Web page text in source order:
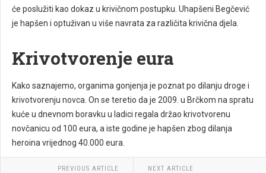
će poslužiti kao dokaz u krivičnom postupku. Uhapšeni Begčević
je hapšen i optuživan u više navrata za različita krivična djela.
Krivotvorenje eura
Kako saznajemo, organima gonjenja je poznat po dilanju droge i
krivotvorenju novca. On se teretio da je 2009. u Brčkom na spratu
kuće u dnevnom boravku u ladici regala držao krivotvorenu
novčanicu od 100 eura, a iste godine je hapšen zbog dilanja
heroina vrijednog 40.000 eura.
PREVIOUS ARTICLE NEXT ARTICLE